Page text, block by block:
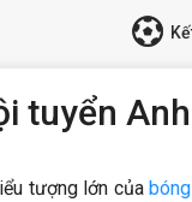
tuyển
tượng lớn của